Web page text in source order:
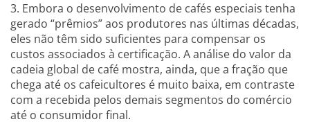
3. Embora o desenvolvimento de cafés especiais tenha
gerado “prêmios” aos produtores nas últimas décadas,
eles não têm sido suficientes para compensar os
custos associados à certificação. A análise do valor da
cadeia global de café mostra, ainda, que a fração que
chega até os cafeicultores é muito baixa, em contraste
com a recebida pelos demais segmentos do comércio
até o consumidor final.